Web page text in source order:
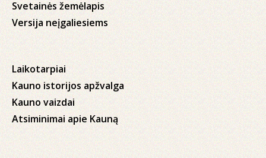
Svetainės žemėlapis
Versija neįgaliesiems
Laikotarpiai
Kauno istorijos apžvalga
Kauno vaizdai
Atsiminimai apie Kauną